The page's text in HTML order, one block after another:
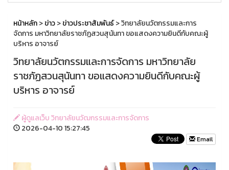
หน้าหลัก>ข่าว>ข่าวประชาสัมพันธ์> วิทยาลัยนวัตกรรมและการ
จัดการ มหาวิทยาลัยราชภัฏสวนสุนันทา ขอแสดงความยินดีกับคณะผู้
บริหาร อาจารย์
วิทยาลัยนวัตกรรมและการจัดการ มหาวิทยาลัย
ราชภัฏสวนสุนันทา ขอแสดงความยินดีกับคณะผู้
บริหาร อาจารย์
ผู้ดูแลเว็บ วิทยาลัยนวัฒกรรมและการจัดการ
2026-04-10 15:27:45
Email